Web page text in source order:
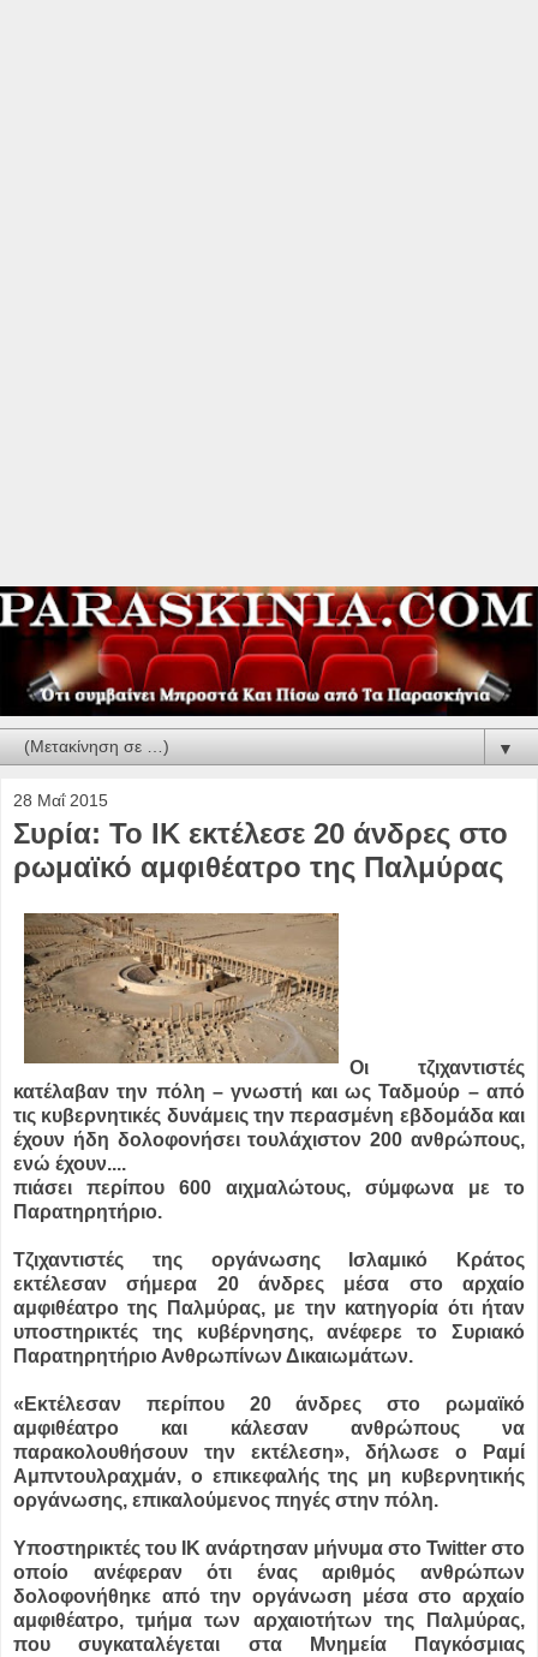
▼
28 Μαΐ 2015
Συρία: Το ΙΚ εκτέλεσε 20 άνδρες στο
ρωμαϊκό αμφιθέατρο της Παλμύρας
Οι τζιχαντιστές
κατέλαβαν την πόλη – γνωστή και ως Ταδμούρ – από
τις κυβερνητικές δυνάμεις την περασμένη εβδομάδα και
έχουν ήδη δολοφονήσει τουλάχιστον 200 ανθρώπους,
ενώ έχουν....
πιάσει περίπου 600 αιχμαλώτους, σύμφωνα με το
Παρατηρητήριο.
Τζιχαντιστές της οργάνωσης Ισλαμικό Κράτος
εκτέλεσαν σήμερα 20 άνδρες μέσα στο αρχαίο
αμφιθέατρο της Παλμύρας, με την κατηγορία ότι ήταν
υποστηρικτές της κυβέρνησης, ανέφερε το Συριακό
Παρατηρητήριο Ανθρωπίνων Δικαιωμάτων.
«Εκτέλεσαν περίπου 20 άνδρες στο ρωμαϊκό
αμφιθέατρο και κάλεσαν ανθρώπους να
παρακολουθήσουν την εκτέλεση», δήλωσε ο Ραμί
Αμπντουλραχμάν, ο επικεφαλής της μη κυβερνητικής
οργάνωσης, επικαλούμενος πηγές στην πόλη.
Υποστηρικτές του ΙΚ ανάρτησαν μήνυμα στο Twitter στο
οποίο ανέφεραν ότι ένας αριθμός ανθρώπων
δολοφονήθηκε από την οργάνωση μέσα στο αρχαίο
αμφιθέατρο, τμήμα των αρχαιοτήτων της Παλμύρας,
που συγκαταλέγεται στα Μνημεία Παγκόσμιας